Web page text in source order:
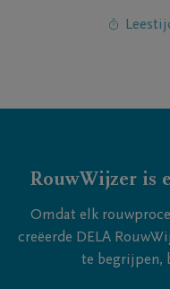
RouwWijzer is
Omdat elk
creëerde DELA
te begrijpen,